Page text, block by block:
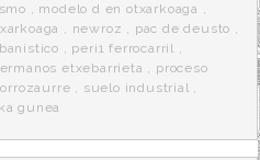
, modelo d en otxarkoaga ,
, newroz , pac de deusto ,
, peri1 ferrocarril ,
etxebarrieta , proceso
, suelo industrial ,
gunea